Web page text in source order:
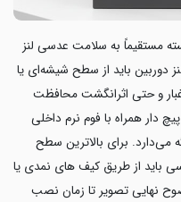
مستقیماً به سلامت عدسی لنز
باید از سطح شیشه‌ای یا
و حتی اثرانگشت محافظت
دار همراه با فوم نرم داخلی
می‌دارد. برای بالاترین سطح
باید از طریق کیف های نمدی یا
نهایی تصویر تا زمان نصب